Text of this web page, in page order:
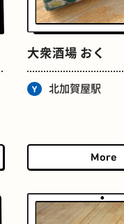
大衆酒場 おく
北加賀屋駅